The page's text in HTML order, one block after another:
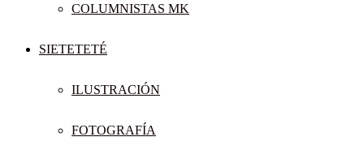
COLUMNISTAS MK
SIETETETÉ
ILUSTRACIÓN
FOTOGRAFÍA